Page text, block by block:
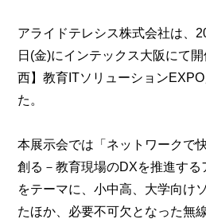
アライドテレシス株式会社は、
日(金)にインテックス大阪にて
西】教育ITソリューション
た。
本展示会では「ネットワークで
創る－教育現場のDXを推進する
をテーマに、小中高、大学向け
たほか、必要不可欠となった無